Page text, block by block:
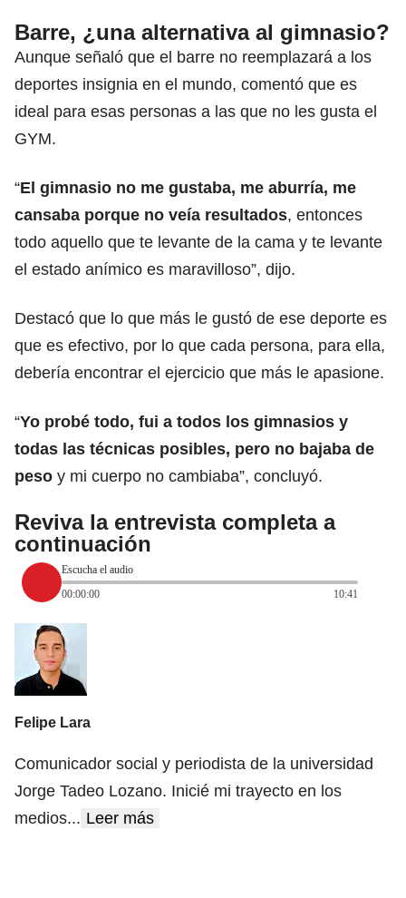
Barre, ¿una alternativa al gimnasio?
Aunque señaló que el barre no reemplazará a los
deportes insignia en el mundo, comentó que es
ideal para esas personas a las que no les gusta el
GYM.
“El gimnasio no me gustaba, me aburría, me
cansaba porque no veía resultados, entonces
todo aquello que te levante de la cama y te levante
el estado anímico es maravilloso”, dijo.
Destacó que lo que más le gustó de ese deporte es
que es efectivo, por lo que cada persona, para ella,
debería encontrar el ejercicio que más le apasione.
“Yo probé todo, fui a todos los gimnasios y
todas las técnicas posibles, pero no bajaba de
peso y mi cuerpo no cambiaba”, concluyó.
Reviva la entrevista completa a
continuación
Escucha el audio
00:00:00
10:41
Felipe Lara
Comunicador social y periodista de la universidad
Jorge Tadeo Lozano. Inicié mi trayecto en los
medios... Leer más